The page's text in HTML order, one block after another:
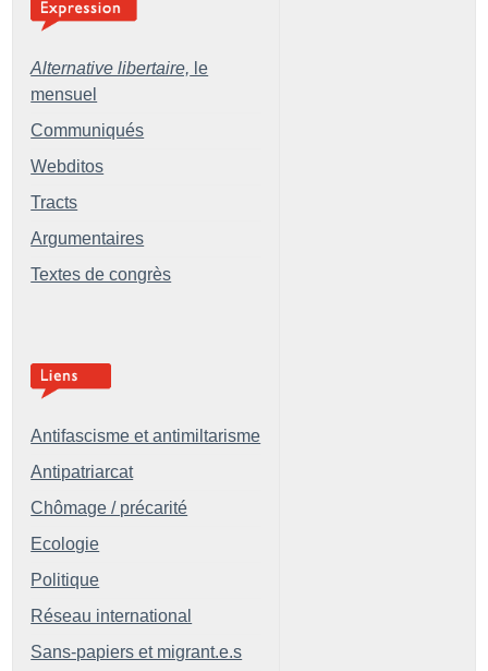
Alternative libertaire, le
mensuel
Communiqués
Webditos
Tracts
Argumentaires
Textes de congrès
Antifascisme et antimiltarisme
Antipatriarcat
Chômage / précarité
Ecologie
Politique
Réseau international
Sans-papiers et migrant.e.s